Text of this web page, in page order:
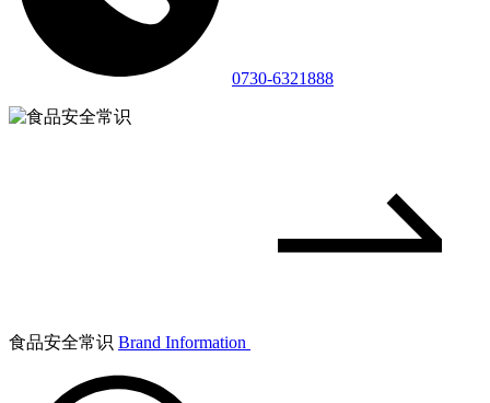
0730-6321888
食品安全常识 Brand Information